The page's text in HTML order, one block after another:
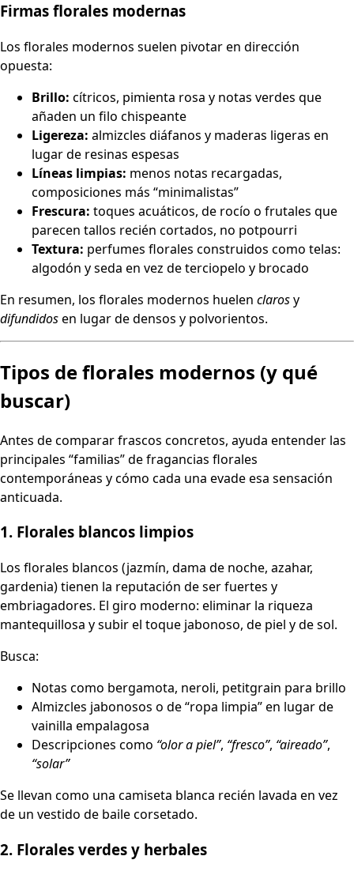
Firmas florales modernas
Los florales modernos suelen pivotar en dirección
opuesta:
Brillo: cítricos, pimienta rosa y notas verdes que
añaden un filo chispeante
Ligereza: almizcles diáfanos y maderas ligeras en
lugar de resinas espesas
Líneas limpias: menos notas recargadas,
composiciones más “minimalistas”
Frescura: toques acuáticos, de rocío o frutales que
parecen tallos recién cortados, no potpourri
Textura: perfumes florales construidos como telas:
algodón y seda en vez de terciopelo y brocado
En resumen, los florales modernos huelen clarosy
difundidosen lugar de densos y polvorientos.
Tipos de florales modernos (y qué
buscar)
Antes de comparar frascos concretos, ayuda entender las
principales “familias” de fragancias florales
contemporáneas y cómo cada una evade esa sensación
anticuada.
1. Florales blancos limpios
Los florales blancos (jazmín, dama de noche, azahar,
gardenia) tienen la reputación de ser fuertes y
embriagadores. El giro moderno: eliminar la riqueza
mantequillosa y subir el toque jabonoso, de piel y de sol.
Busca:
Notas como bergamota, neroli, petitgrain para brillo
Almizcles jabonosos o de “ropa limpia” en lugar de
vainilla empalagosa
Descripciones como “olor a piel”, “fresco”, “aireado”,
“solar”
Se llevan como una camiseta blanca recién lavada en vez
de un vestido de baile corsetado.
2. Florales verdes y herbales